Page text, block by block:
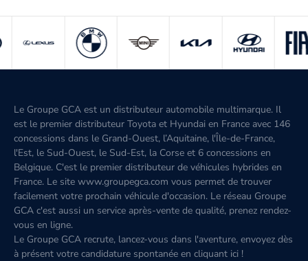
Le Groupe GCA est un distributeur automobile multimarque. Il
est le premier distributeur Toyota et Hyundai en France avec 146
concessions dans le Grand-Ouest, l’Aquitaine, l'Île-de-France,
l'Est, le Sud-Ouest, le Sud-Est, la Corse et 6 concessions en
Belgique. C'est le premier distributeur de véhicules hybrides en
France. Le site www.groupegca.com vous permet de trouver
facilement votre prochain véhicule d'occasion. Le réseau Groupe
GCA c'est aussi un service après-vente de qualité, prenez rendez-
vous en ligne.
Le Groupe GCA recrute, lancez-vous dans l'aventure, envoyez dès
à présent votre candidature spontanée en cliquant ici !